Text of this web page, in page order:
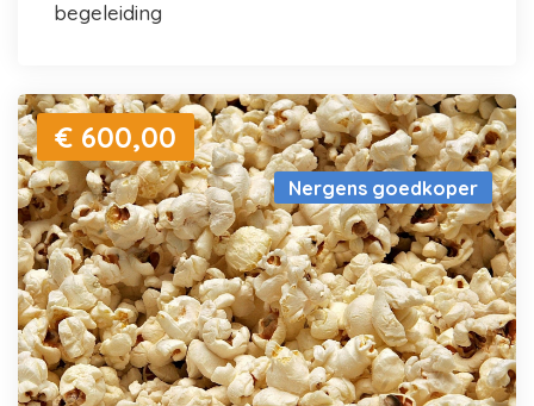
begeleiding
Nergens goedkoper
€ 600,00